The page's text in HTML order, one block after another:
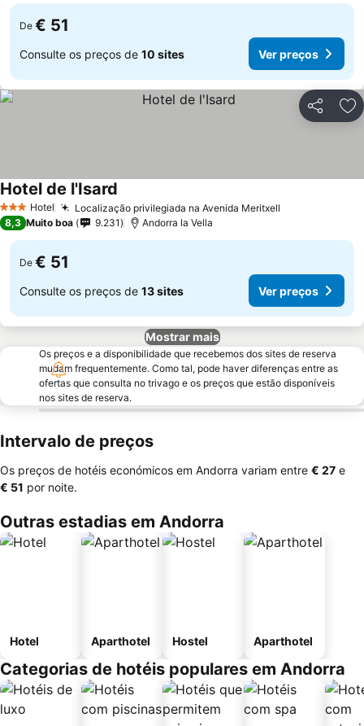
De € 51
Consulte os preços de 10 sites Ver preços
Partilhar
3 EstrelasHotel Localização privilegiada na Avenida Meritxell
Hotel de l'Isard
8,3 Muito boa 9.231 Andorra la Vella
De € 51
Consulte os preços de 13 sites Ver preços
Mostrar mais
Os preços e a disponibilidade que recebemos dos sites de reserva
mudam frequentemente. Como tal, pode haver diferenças entre as
ofertas que consulta no trivago e os preços que estão disponíveis
nos sites de reserva.
Intervalo de preços
Os preços de hotéis económicos em Andorra variam entre ‎€ 27 e
‎€ 51 por noite.
Outras estadias em Andorra
Hotel Aparthotel Hostel Aparthotel
Categorias de hotéis populares em Andorra